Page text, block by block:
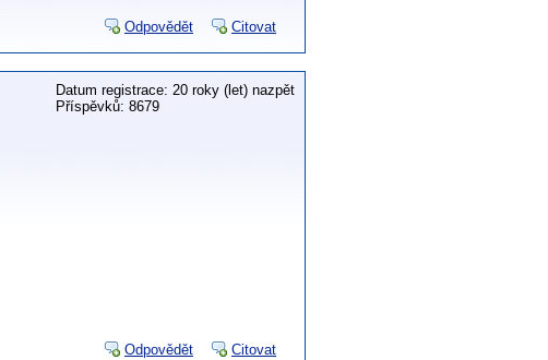
Odpovědět Citovat
Datum registrace: 20 roky (let) nazpět
Příspěvků: 8679
Odpovědět Citovat